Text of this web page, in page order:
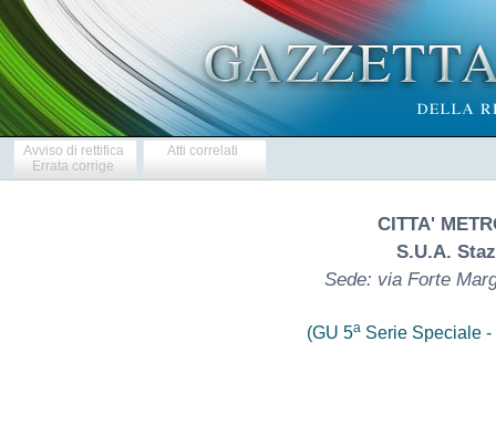
Avviso di rettifica
Errata corrige
Atti correlati
CITTA'
S.U.A.
Sede: via Forte
(GU 5aSerie Speciale -